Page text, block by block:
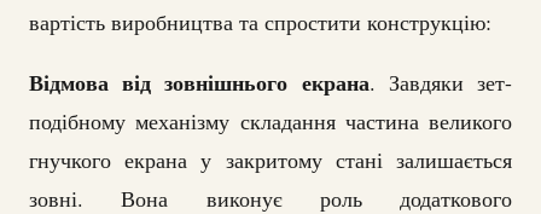
вартість виробництва та спростити конструкцію:
Відмова від зовнішнього екрана. Завдяки зет-
подібному механізму складання частина великого
гнучкого екрана у закритому стані залишається
зовні. Вона виконує роль додаткового